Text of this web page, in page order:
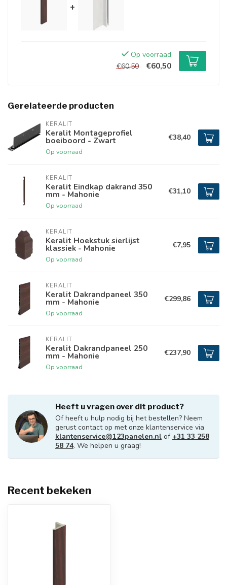
+
Op voorraad
€60,50
€60,50
Gerelateerde producten
KERALIT
Keralit Montageprofiel
boeiboord - Zwart
Op voorraad
€38,40
KERALIT
Keralit Eindkap dakrand 350
mm - Mahonie
Op voorraad
€31,10
KERALIT
Keralit Hoekstuk sierlijst
klassiek - Mahonie
Op voorraad
€7,95
KERALIT
Keralit Dakrandpaneel 350
mm - Mahonie
Op voorraad
€299,86
KERALIT
Keralit Dakrandpaneel 250
mm - Mahonie
Op voorraad
€237,90
Heeft u vragen over dit product?
Of heeft u hulp nodig bij het bestellen? Neem
gerust contact op met onze klantenservice via
klantenservice@123panelen.nl of +31 33 258
58 74. We helpen u graag!
Recent bekeken